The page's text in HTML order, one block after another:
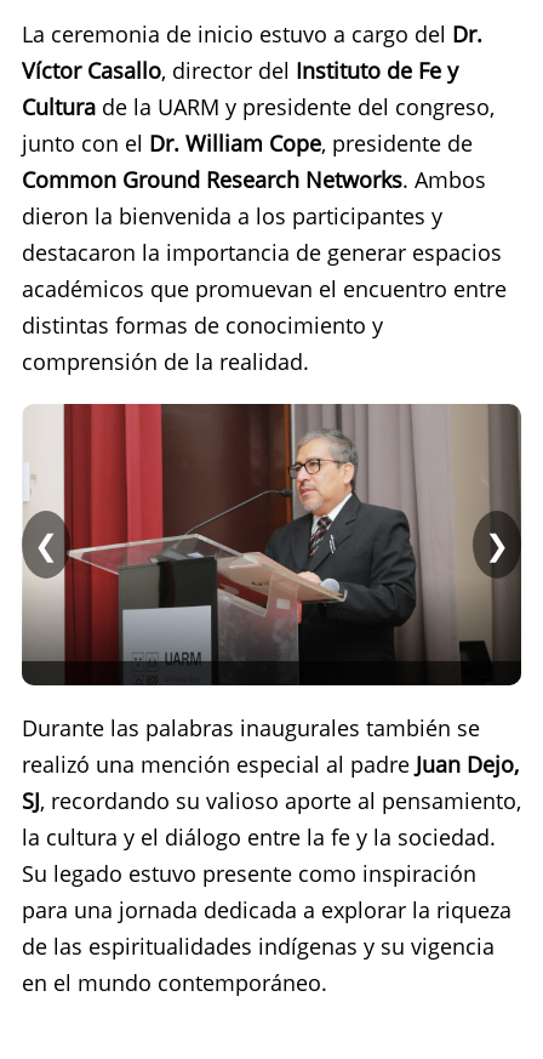
La ceremonia de inicio estuvo a cargo del Dr.
Víctor Casallo, director del Instituto de Fe y
Cultura de la UARM y presidente del congreso,
junto con el Dr. William Cope, presidente de
Common Ground Research Networks. Ambos
dieron la bienvenida a los participantes y
destacaron la importancia de generar espacios
académicos que promuevan el encuentro entre
distintas formas de conocimiento y
comprensión de la realidad.
❮ ❯
Durante las palabras inaugurales también se
realizó una mención especial al padre Juan Dejo,
SJ, recordando su valioso aporte al pensamiento,
la cultura y el diálogo entre la fe y la sociedad.
Su legado estuvo presente como inspiración
para una jornada dedicada a explorar la riqueza
de las espiritualidades indígenas y su vigencia
en el mundo contemporáneo.